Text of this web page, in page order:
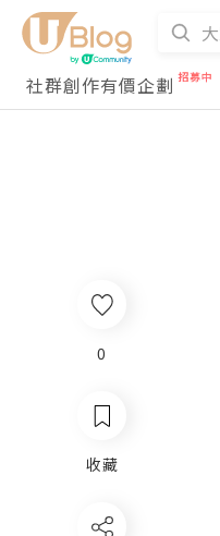
社群創作有價企劃
0
收藏